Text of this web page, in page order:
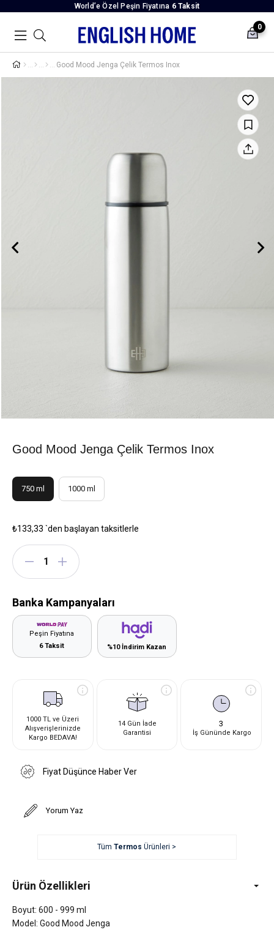
World’e Özel Peşin Fiyatına 6 Taksit
0
Good Mood Jenga Çelik Termos Inox
Good Mood Jenga Çelik Termos Inox
750 ml 1000 ml
₺133,33 `den başlayan taksitlerle
Banka Kampanyaları
Peşin Fiyatına
6 Taksit
%10 İndirim Kazan
1000 TL ve Üzeri
Alışverişlerinizde
Kargo BEDAVA!
14 Gün İade
Garantisi
3
İş Gününde Kargo
Fiyat Düşünce Haber Ver
Yorum Yaz
TümTermos Ürünleri >
Ürün Özellikleri
Boyut: 600 - 999 ml
Model: Good Mood Jenga